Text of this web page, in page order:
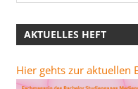
AKTUELLES HEFT
Hier gehts zur aktuellen